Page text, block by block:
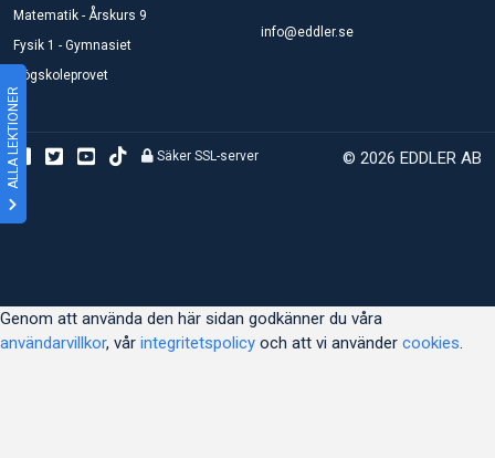
ALLA LEKTIONER
Matematik - Årskurs 9
Fysik 1 - Gymnasiet
Högskoleprovet
info@eddler.se
© 2026 EDDLER AB
Säker SSL-server
Genom att använda den här sidan godkänner du våra
användarvillkor, vår integritetspolicy och att vi använder cookies.